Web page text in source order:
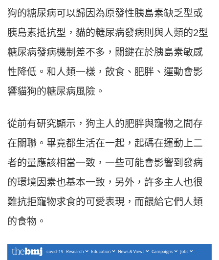
狗的糖尿病可以歸因為原發性胰島素缺乏型或
胰島素抵抗型，貓的糖尿病發病則與人類的2型
糖尿病發病機制差不多，關鍵在於胰島素敏感
性降低。和人類一樣，飲食、肥胖、運動會影
響貓狗的糖尿病風險。
從前有研究顯示，狗主人的肥胖與寵物之間存
在關聯。畢竟都生活在一起，起碼在運動上二
者的量應該相當一致，一些可能會影響到發病
的環境因素也基本一致，另外，許多主人也很
難抗拒寵物求食的可愛表現，而餵給它們人類
的食物。